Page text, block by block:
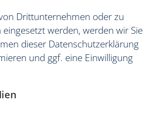
Drittunternehmen oder zu
eingesetzt werden, werden wir Sie
dieser Datenschutzerklärung
und ggf. eine Einwilligung